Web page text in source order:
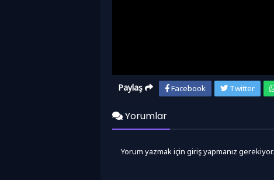
Paylaş Facebook Twitter
Yorumlar
Yorum yazmak için giriş yapmanız gerekiyor.